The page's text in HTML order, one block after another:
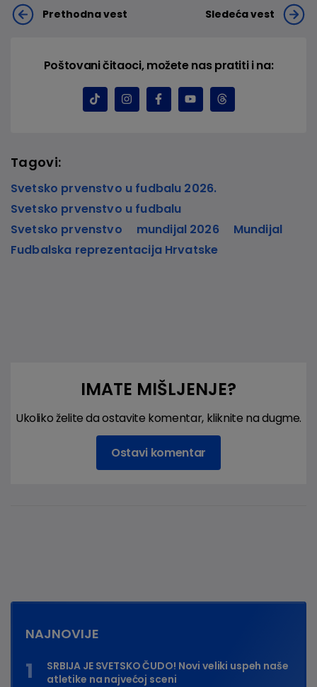
Prethodna vest Sledeća vest
Poštovani čitaoci, možete nas pratiti i na:
Tagovi:
Svetsko prvenstvo u fudbalu 2026.
Svetsko prvenstvo u fudbalu
Svetsko prvenstvo
mundijal 2026
Mundijal
Fudbalska reprezentacija Hrvatske
IMATE MIŠLJENJE?
Ukoliko želite da ostavite komentar, kliknite na dugme.
Ostavi komentar
NAJNOVIJE
SRBIJA JE SVETSKO ČUDO! Novi veliki uspeh naše
atletike na najvećoj sceni